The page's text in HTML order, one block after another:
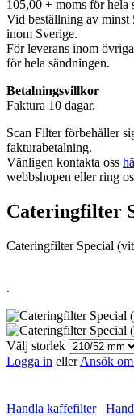
105,00 + moms för hela
Vid beställning av minst
inom Sverige.
För leverans inom
för hela sändningen.
Betalningsvillkor
Faktura 10 dagar.
Scan Filter förbehåller
fakturabetalning.
Vänligen kontakta oss
webbshopen eller ring
Cateringfilter
Cateringfilter Special
.
Välj storlek
Logga in ellerAnsök
Handla kaffefilter